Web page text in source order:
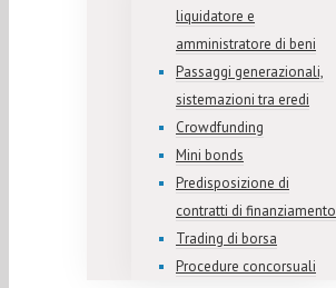
liquidatore e
amministratore di beni
Passaggi generazionali,
sistemazioni tra eredi
Crowdfunding
Mini bonds
Predisposizione di
contratti di finanziamento
Trading di borsa
Procedure concorsuali